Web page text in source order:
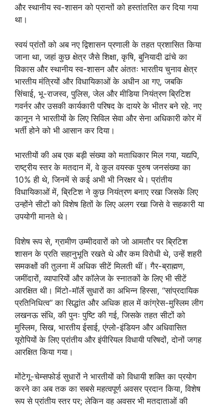
और स्थानीय स्व-शासन को प्रान्तों को हस्तांतरित कर दिया गया
था।
स्वयं प्रांतों को अब नए द्विशासन प्रणाली के तहत प्रशासित किया
जाना था, जहां कुछ क्षेत्र जैसे शिक्षा, कृषि, बुनियादी ढांचे का
विकास और स्थानीय स्व-शासन और अंततः भारतीय चुनाव क्षेत्र
भारतीय मंत्रियों और विधायिकाओं के अधीन आ गए, जबकि
सिंचाई, भू-राजस्व, पुलिस, जेल और मीडिया नियंत्रण ब्रिटिश
गवर्नर और उसकी कार्यकारी परिषद के दायरे के भीतर बने रहे. नए
कानून ने भारतीयों के लिए सिविल सेवा और सेना अधिकारी कोर में
भर्ती होने को भी आसान कर दिया।
भारतीयों की अब एक बड़ी संख्या को मताधिकार मिल गया, यद्यपि,
राष्ट्रीय स्तर के मतदान में, वे कुल वयस्क पुरुष जनसंख्या का
10% ही थे, जिनमें से कई अभी भी निरक्षर थे। प्रांतीय
विधायिकाओं में, ब्रिटिश ने कुछ नियंत्रण बनाए रखा जिसके लिए
उन्होंने सीटों को विशेष हितों के लिए अलग रखा जिसे वे सहकारी या
उपयोगी मानते थे।
विशेष रूप से, ग्रामीण उम्मीदवारों को जो आमतौर पर ब्रिटिश
शासन के प्रति सहानुभूति रखते थे और कम विरोधी थे, उन्हें शहरी
समकक्षों की तुलना में अधिक सीटें मिलती थीं। गैर-ब्राह्मण,
जमींदारों, व्यापारियों और कॉलेज के स्नातकों के लिए भी सीटें
आरक्षित थी। मिंटो-मॉर्ले सुधारों का अभिन्न हिस्सा, “सांप्रदायिक
प्रतिनिधित्व” का सिद्धांत और अधिक हाल में कांग्रेस-मुस्लिम लीग
लखनऊ संधि, की पुनः पुष्टि की गई, जिसके तहत सीटों को
मुस्लिम, सिख, भारतीय ईसाई, एंग्लो-इंडियन और अधिवासित
यूरोपियों के लिए प्रांतीय और इंपीरियल विधायी परिषदों, दोनों जगह
आरक्षित किया गया।
मोंटेगू-चेम्सफोर्ड सुधारों ने भारतीयों को विधायी शक्ति का प्रयोग
करने का अब तक का सबसे महत्वपूर्ण अवसर प्रदान किया, विशेष
रूप से प्रांतीय स्तर पर; लेकिन वह अवसर भी मतदाताओं की